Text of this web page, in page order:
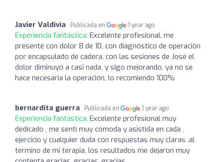
Javier Valdivia Publicada en 1 year ago
Experiencia fantástica: Excelente profesional, me
presenté con dolor 8 de 10, con diagnóstico de operación
por encapsulado de cadera, con las sesiones de José el
dolor diminuyo a casi nada, y sigo mejorando, ya no se
hace necesaria la operación, lo recomiendo 100%
bernardita guerra Publicada en 1 year ago
Experiencia fantástica: Excelente profesional muy
dedicado , me sentí muy cómoda y asistida en cada ,
ejercicio y cualquier duda con respuestas muy claras .al
termino de mi terapia, los resultados me dejaron muy